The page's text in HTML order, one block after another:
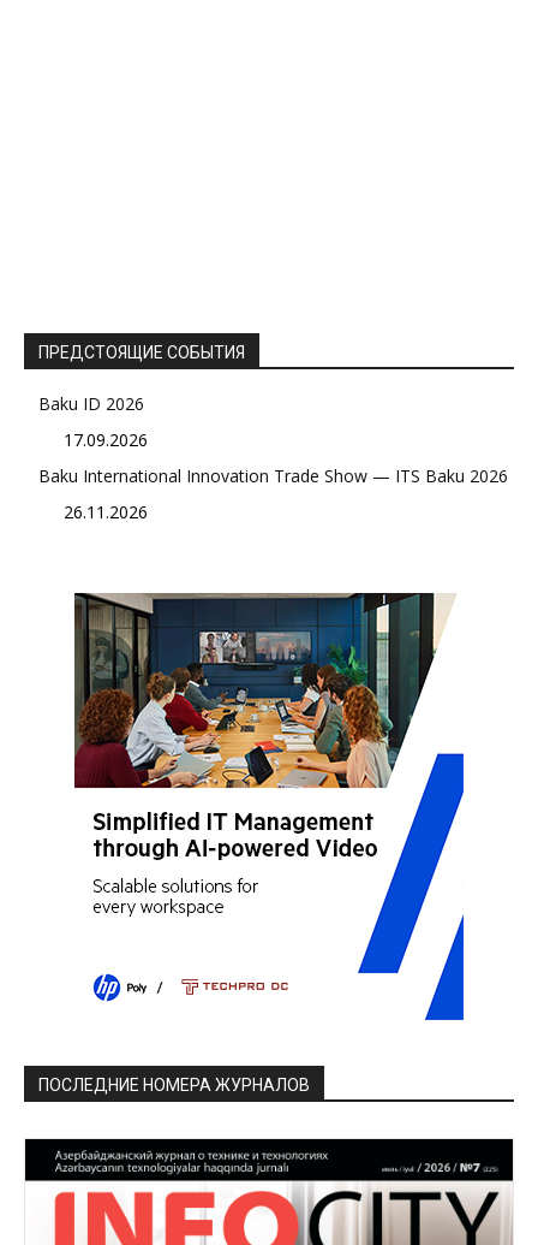
ПРЕДСТОЯЩИЕ СОБЫТИЯ
Baku ID 2026
17.09.2026
Baku International Innovation Trade Show — ITS Baku 2026
26.11.2026
ПОСЛЕДНИЕ НОМЕРА ЖУРНАЛОВ